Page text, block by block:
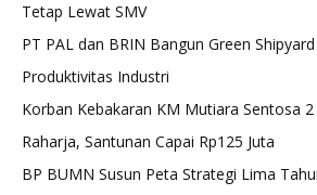
Tetap Lewat SMV
PT PAL dan BRIN Bangun Green
Produktivitas Industri
Korban Kebakaran KM Mutiara Sentosa 2
Raharja, Santunan Capai Rp125 Juta
BP BUMN Susun Peta Strategi Lima